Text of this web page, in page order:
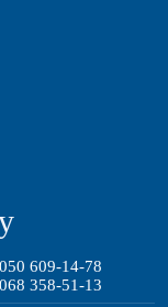
609-14-78
358-51-13